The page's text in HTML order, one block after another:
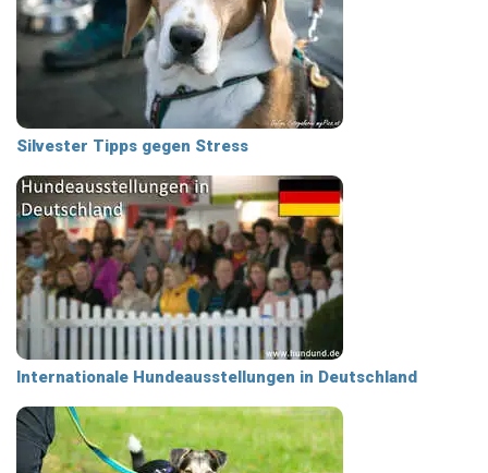
Silvester Tipps gegen Stress
Internationale Hundeausstellungen in Deutschland